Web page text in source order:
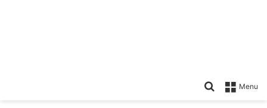
Menu
Search